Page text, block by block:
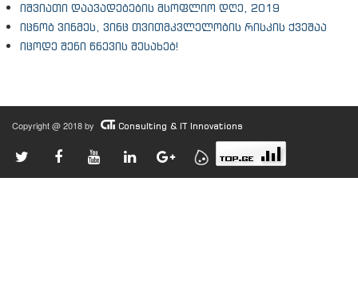
იშვიათი დაავადებების მსოფლიო დღე, 2019
იცნობ ვინმეს, ვინც თვითმკვლელობის რისკის ქვეშაა
იცოდე შენი წნევის შესახებ!
Copyright @ 2018 by Consulting & IT Innovations